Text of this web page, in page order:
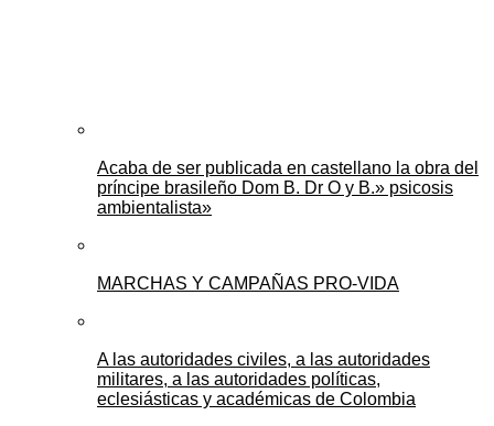
Acaba de ser publicada en castellano la obra del
príncipe brasileño Dom B. Dr O y B.» psicosis
ambientalista»
MARCHAS Y CAMPAÑAS PRO-VIDA
A las autoridades civiles, a las autoridades
militares, a las autoridades políticas,
eclesiásticas y académicas de Colombia